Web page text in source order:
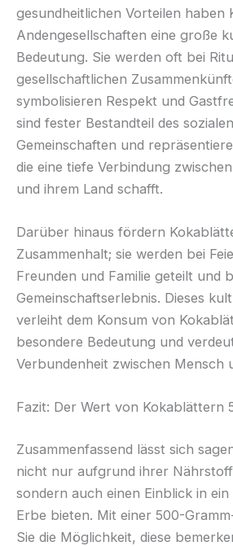
gesundheitlichen Vorteilen haben
Andengesellschaften eine große
Bedeutung. Sie werden oft bei
gesellschaftlichen
symbolisieren Respekt und
sind fester Bestandteil des
Gemeinschaften und
die eine tiefe Verbindung
und ihrem Land schafft.
Darüber hinaus fördern
Zusammenhalt; sie werden bei
Freunden und Familie geteilt und
Gemeinschaftserlebnis. Dieses
verleiht dem Konsum von
besondere Bedeutung und
Verbundenheit zwischen Mensch
Fazit: Der Wert von Kokablättern
Zusammenfassend lässt sich
nicht nur aufgrund ihrer
sondern auch einen Einblick in
Erbe bieten. Mit einer 500-
Sie die Möglichkeit, diese